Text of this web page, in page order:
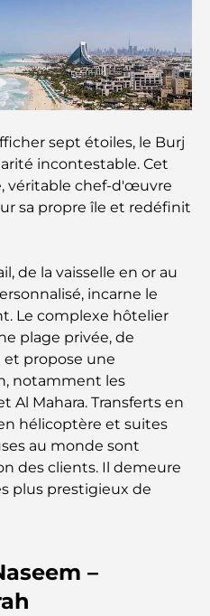
vivre en famille à Dubaï :
options
: un luxe inégalé pour
ville de Dubaï : votre
: 7 adresses
l’alliance parfaite du café et
à Dubaï : un circuit
de Jumeirah Golf
Tradition Meets
: Guide des meilleurs cafés
sept étoiles, le Burj
incontestable. Cet
véritable chef-d'œuvre
sa propre île et redéfinit
de la vaisselle en or au
incarne le
Le complexe hôtelier
plage privée, de
propose une
notamment les
Al Mahara. Transferts en
hélicoptère et suites
au monde sont
des clients. Il demeure
plus prestigieux de
–